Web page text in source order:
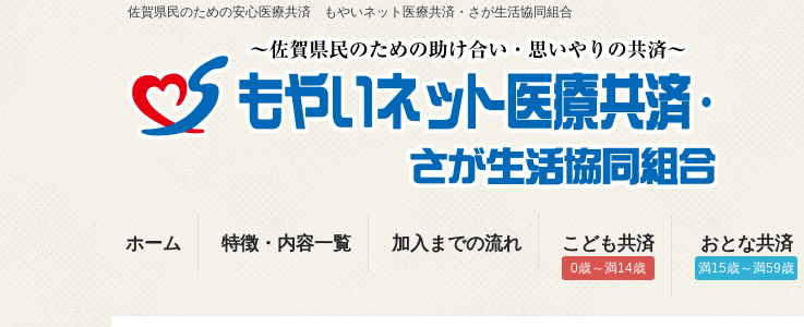
佐賀県民のための安心医療共済 もやいネット医療共済・さが生活協同組合
ホーム 特徴・内容一覧 加入までの流れ こども共済
0歳～満14歳
おとな共済
満15歳～満59歳